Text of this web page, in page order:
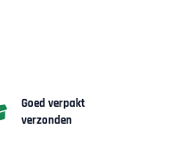
Goed verpakt
verzonden